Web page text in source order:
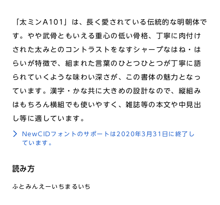
「太ミンA101」は、長く愛されている伝統的な明朝体で
す。やや武骨ともいえる重心の低い骨格、丁寧に肉付け
された太みとのコントラストをなすシャープなはね・は
らいが特徴で、組まれた言葉のひとつひとつが丁寧に語
られていくような味わい深さが、この書体の魅力となっ
ています。漢字・かな共に大きめの設計なので、縦組み
はもちろん横組でも使いやすく、雑誌等の本文や中見出
し等に適しています。
NewCIDフォントのサポートは2020年3月31日に終了し
ています。
読み方
ふとみんえーいちまるいち